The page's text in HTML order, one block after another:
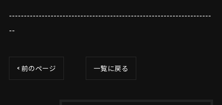
--------------------------------------------------------------------
--
< 前のページ 一覧に戻る